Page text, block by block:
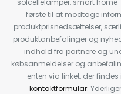
solcellelamper, smart
første til at modtage
produktprisnedsættelser,
produktanbefalinger og
indhold fra partnere og
købsanmeldelser og
enten via linket, der
kontaktformular.